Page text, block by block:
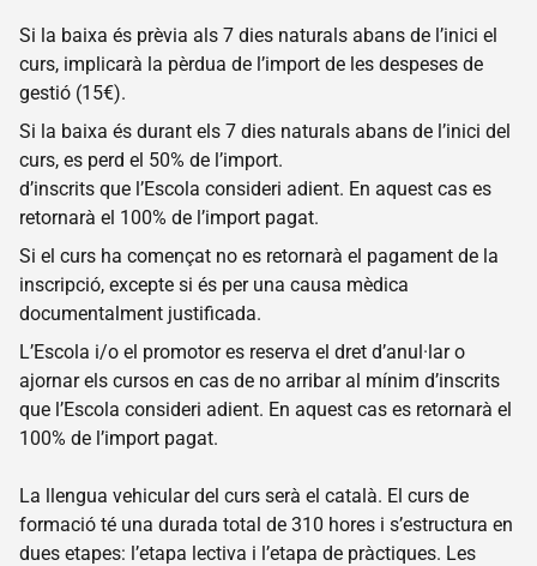
Sabaté
Camps
de
treball
Dinamització
Promoció
del bon
Escola
Forca
Coneix
l’Escola
Forca
Formacions
formatiu
Preguntes
freqüents
Si la baixa és prèvia als 7 dies naturals abans de l’inici el
curs, implicarà la pèrdua de l’import de les despeses de
gestió (15€).
Si la baixa és durant els 7 dies naturals abans de l’inici del
curs, es perd el 50% de l’import.
d’inscrits que l’Escola consideri adient. En aquest cas es
retornarà el 100% de l’import pagat.
Si el curs ha començat no es retornarà el pagament de la
inscripció, excepte si és per una causa mèdica
documentalment justificada.
L’Escola i/o el promotor es reserva el dret d’anul·lar o
ajornar els cursos en cas de no arribar al mínim d’inscrits
que l’Escola consideri adient. En aquest cas es retornarà el
100% de l’import pagat.
La llengua vehicular del curs serà el català. El curs de
formació té una durada total de 310 hores i s’estructura en
dues etapes: l’etapa lectiva i l’etapa de pràctiques. Les